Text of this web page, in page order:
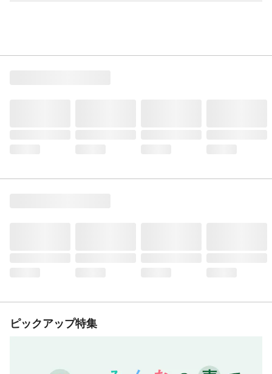
ピックアップ特集